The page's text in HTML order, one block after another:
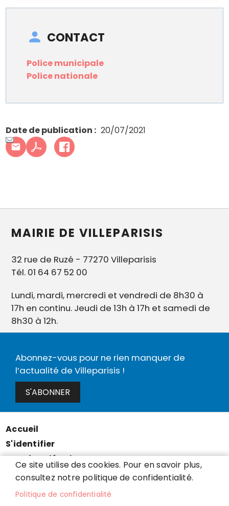
CONTACT
Police municipale
Police nationale
Date de publication 20/07/2021
MAIRIE DE VILLEPARISIS
32 rue de Ruzé - 77270 Villeparisis
Tél. 01 64 67 52 00
Lundi, mardi, mercredi et vendredi de 8h30 à
17h en continu. Jeudi de 13h à 17h et samedi de
8h30 à 12h.
Abonnez-vous pour ne rien manquer de
l’actualité de Villeparisis !
S'ABONNER
Menu
Pied
de
page
Accueil
S'identifier
Mentions légales
Données personnelles
Ce site utilise des cookies. Pour en savoir plus,
consultez notre politique de confidentialité.
Politique de confidentialité